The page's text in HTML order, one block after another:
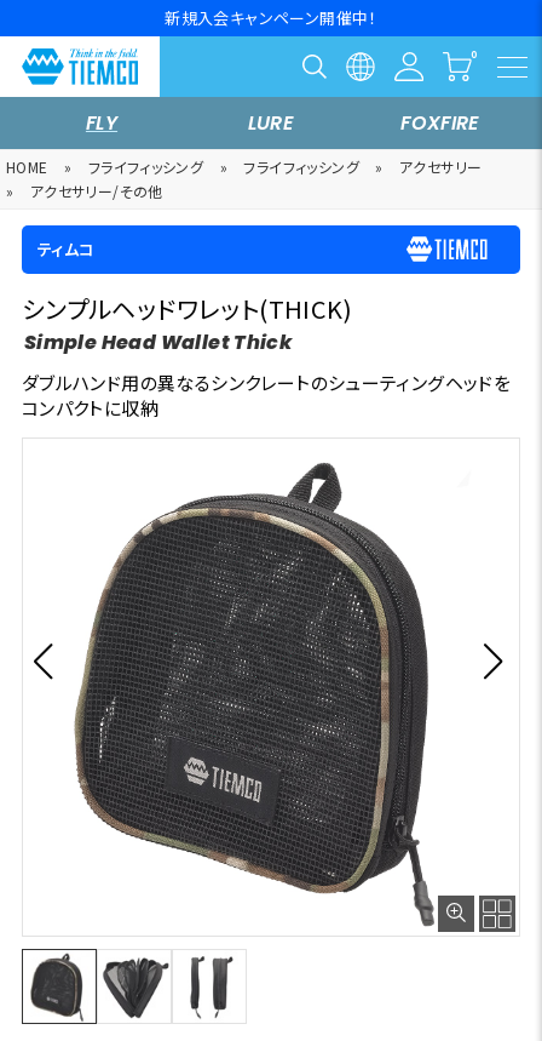
新規入会キャンペーン開催中！
FLY LURE FOXFIRE
HOME » フライフィッシング » フライフィッシング »
アクセサリー
»
アクセサリー/その他
ティムコ
シンプルヘッドワレット(THICK)
Simple Head Wallet Thick
ダブルハンド用の異なるシンクレートのシューティングヘッドを
コンパクトに収納